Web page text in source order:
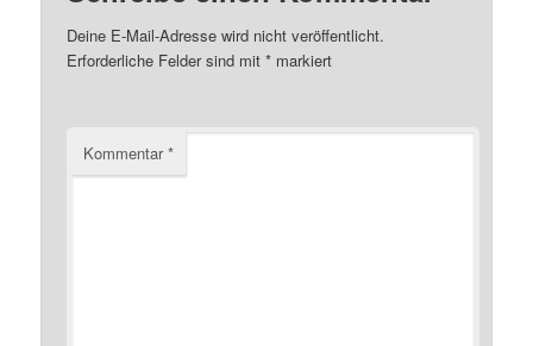
Deine E-Mail-Adresse wird nicht veröffentlicht.
Erforderliche Felder sind mit* markiert
Kommentar*